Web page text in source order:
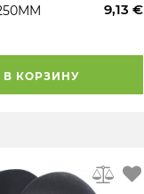
9,13 €
В КОРЗИНУ